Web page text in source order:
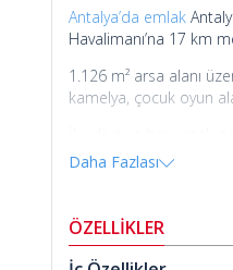
Antalya’da emlak
Havalimanı’na 17 km
1.126 m² arsa alanı
kamelya, çocuk oyun
teras ve ebeveyn
Daha Fazlası
ÖZELLİKLER